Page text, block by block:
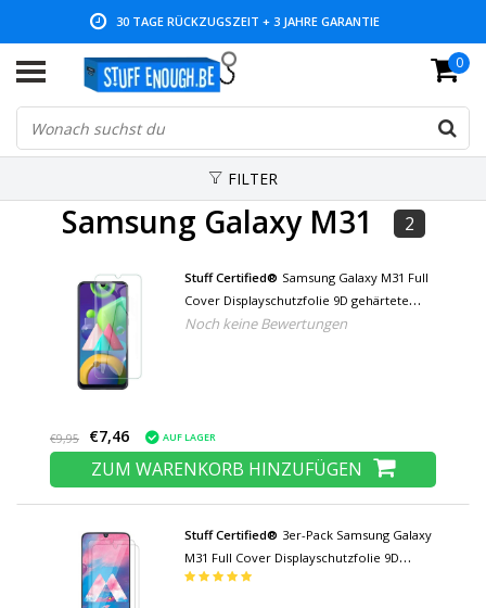
30 TAGE RÜCKZUGSZEIT + 3 JAHRE GARANTIE
NIEDRIGE PREISE UND GROSSE AUSWAHL 0
FILTER
Samsung Galaxy M31 2
Stuff Certified® Samsung Galaxy M31 Full
Cover Displayschutzfolie 9D gehärtete
Glasfolie gehärtete Glasbrille
Noch keine Bewertungen
€9,95 €7,46 AUF LAGER
ZUM WARENKORB HINZUFÜGEN
Stuff Certified® 3er-Pack Samsung Galaxy
M31 Full Cover Displayschutzfolie 9D
Panzerglasfolie Gehärtetes Glas Glas